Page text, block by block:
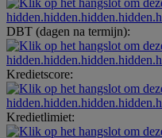
DBT (dagen na termijn):
Kredietscore:
Kredietlimiet: